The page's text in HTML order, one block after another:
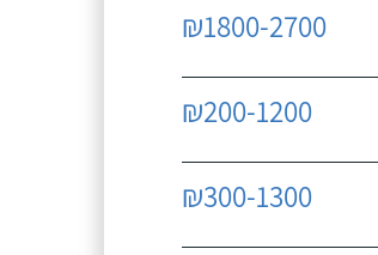
₪1800-2700
₪200-1200
₪300-1300